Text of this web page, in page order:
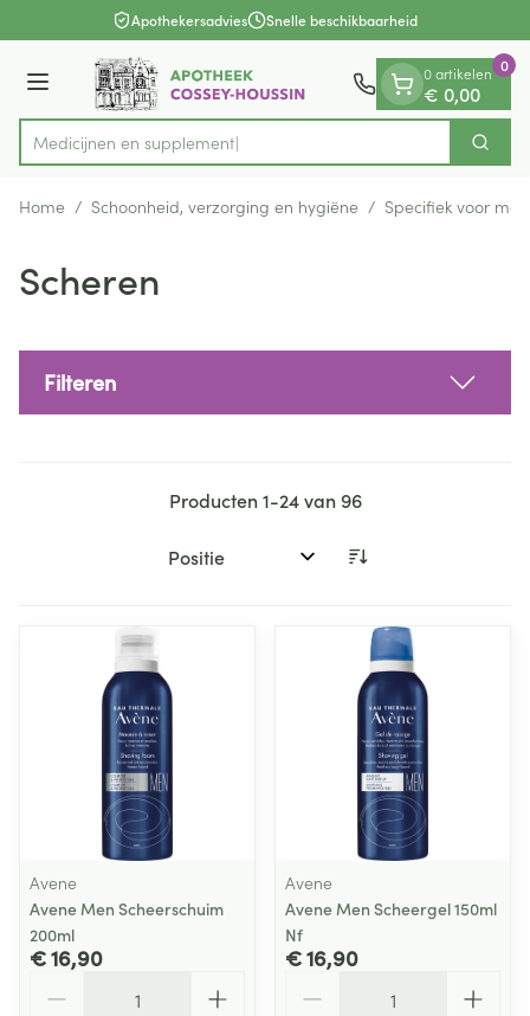
Ga naar de inhoudApothekersadvies Snelle beschikbaarheid
Menu
Product, merk, categorie...
Medicij Zoek
0 artikelen
€ 0,00
0
Home / Schoonheid, verzorging en hygiëne / Specifiek voor
Scheren
Filteren
Producten1-24van96
Sorteer op:
Avene
Avene Men Scheerschuim
200ml
€ 16,90
Avene
Avene Men Scheergel 150ml
Nf
€ 16,90